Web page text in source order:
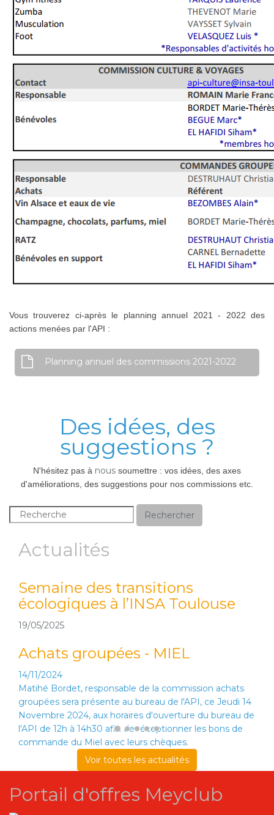
Vous trouverez ci-après le planning annuel 2021 - 2022 des
actions menées par l'API :
Planning annuel des commissions 2021-2022
Des idées, des
suggestions ?
N'hésitez pas à nous soumettre : vos idées, des axes
d'améliorations, des suggestions pour nos commissions etc.
Rechercher
Actualités
Semaine des transitions
écologiques à l’INSA Toulouse
19/05/2025
Achats groupées - MIEL
14/11/2024
Matihé Bordet, responsable de la commission achats
groupées sera présente au bureau de l'API, ce Jeudi 14
Novembre 2024, aux horaires d'ouverture du bureau de
l'API de 12h à 14h30 afin de réceptionner les bons de
commande du Miel avec leurs chèques.
Voir toutes les actualités
Portail d'offres Meyclub